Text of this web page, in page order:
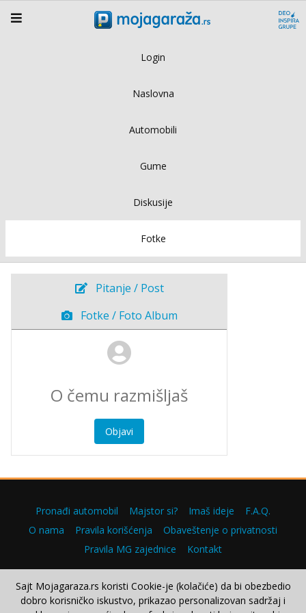
Login
Naslovna
Automobili
Gume
Diskusije
Fotke
Pitanje / Post
Fotke / Foto Album
Objavi
Pronađi automobil Majstor si? Imaš ideje
F.A.Q.
O nama
Pravila korišćenja
Obaveštenje o privatnosti
Pravila MG zajednice
Kontakt
Copyright © 2000–2026.
Sajt Mojagaraza.rs koristi Cookie-je (kolačiće) da bi obezbedio
dobro korisničko iskustvo, prikazao personalizovan sadržaj i